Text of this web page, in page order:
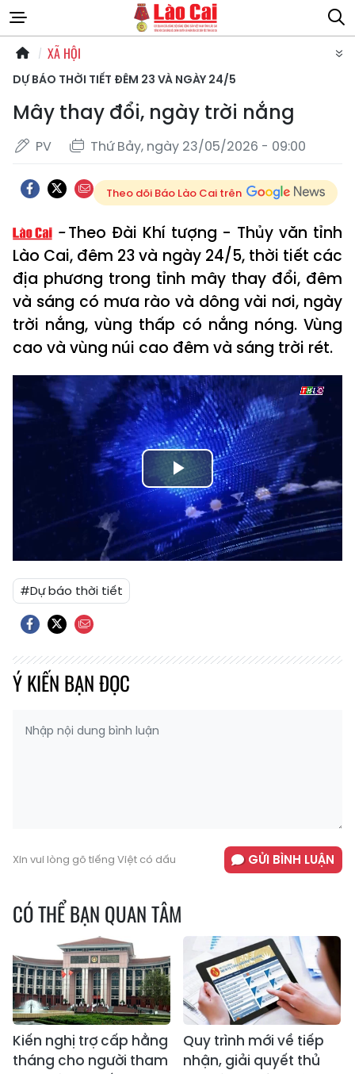
XÃ HỘI
DỰ BÁO THỜI TIẾT ĐÊM 23 VÀ NGÀY 24/5
Mây thay đổi, ngày trời nắng
PV Thứ Bảy, ngày 23/05/2026 - 09:00
Theo dõi Báo Lào Cai trên
Theo Đài Khí tượng - Thủy văn tỉnh
Lào Cai, đêm 23 và ngày 24/5, thời tiết các
địa phương trong tỉnh mây thay đổi, đêm
và sáng có mưa rào và dông vài nơi, ngày
trời nắng, vùng thấp có nắng nóng. Vùng
cao và vùng núi cao đêm và sáng trời rét.
Play
Video
#Dự báo thời tiết
Ý KIẾN BẠN ĐỌC
Xin vui lòng gõ tiếng Việt có dấu GỬI BÌNH LUẬN
CÓ THỂ BẠN QUAN TÂM
Kiến nghị trợ cấp hằng
tháng cho người tham
Quy trình mới về tiếp
nhận, giải quyết thủ